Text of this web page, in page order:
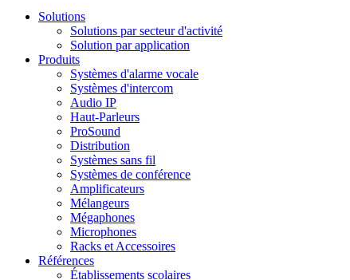
Solutions
Solutions par secteur d'activité
Solution par application
Produits
Systèmes d'alarme vocale
Systèmes d'intercom
Audio IP
Haut-Parleurs
ProSound
Distribution
Systèmes sans fil
Systèmes de conférence
Amplificateurs
Mélangeurs
Mégaphones
Microphones
Racks et Accessoires
Références
Établissements scolaires